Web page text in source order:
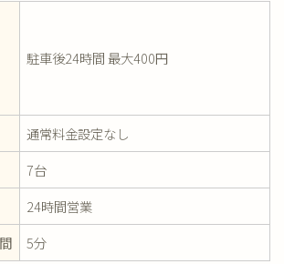
駐車後24時間 最大400円
通常料金設定なし
7台
24時間営業
5分